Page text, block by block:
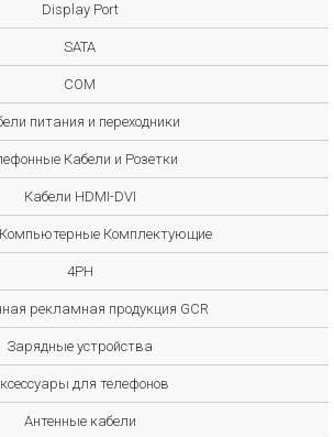
Display Port
SATA
COM
питания и переходники
Кабели и Розетки
Кабели HDMI-DVI
Комплектующие
4PH
рекламная продукция GCR
Зарядные устройства
для телефонов
Антенные кабели